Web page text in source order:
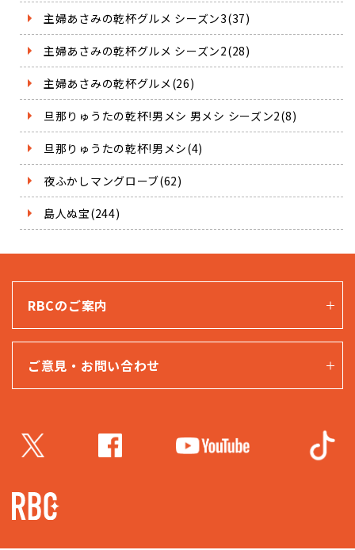
主婦あさみの乾杯グルメ シーズン3(37)
主婦あさみの乾杯グルメ シーズン2(28)
主婦あさみの乾杯グルメ(26)
旦那りゅうたの乾杯!男メシ 男メシ シーズン2(8)
旦那りゅうたの乾杯!男メシ(4)
夜ふかしマングローブ(62)
島人ぬ宝(244)
RBCのご案内
ご意見・お問い合わせ